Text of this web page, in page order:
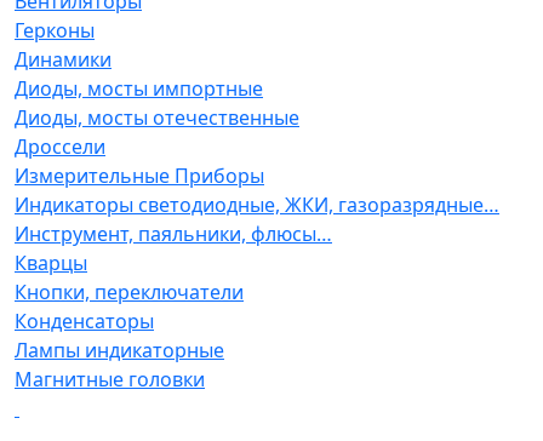
Герконы
Динамики
Диоды, мосты импортные
Диоды, мосты отечественные
Дроссели
Измерительные Приборы
Индикаторы светодиодные, ЖКИ, газоразрядные…
Инструмент, паяльники, флюсы…
Кварцы
Кнопки, переключатели
Конденсаторы
Лампы индикаторные
Магнитные головки